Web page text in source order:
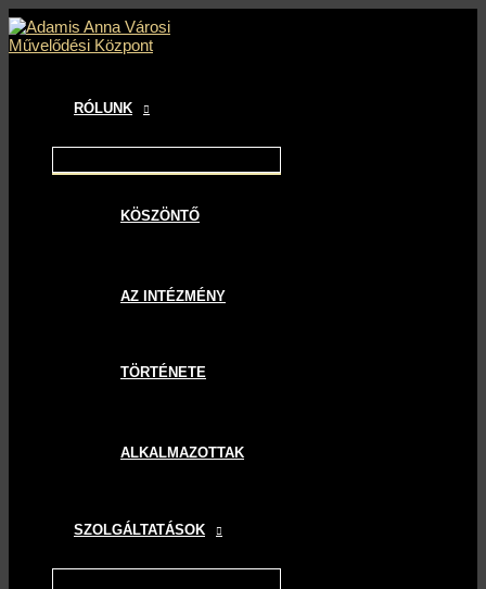
Skip
to
content
RÓLUNK
MENU
TOGGLE
KÖSZÖNTŐ
AZ INTÉZMÉNY
TÖRTÉNETE
ALKALMAZOTTAK
SZOLGÁLTATÁSOK
MENU
TOGGLE
MENU
TOGGLE
Bejegyzés
navigáció